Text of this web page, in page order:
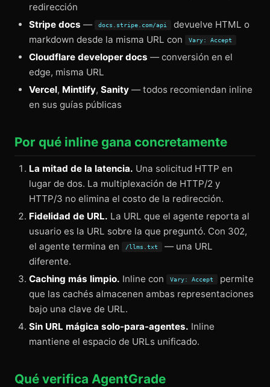
redirección
Stripe docs — docs.stripe.com/api
devuelve HTML o
markdown desde la misma URL con
Vary: Accept
Cloudflare developer docs — conversión en el
edge, misma URL
Vercel, Mintlify, Sanity — todos recomiendan inline
en sus guías públicas
Por qué inline gana concretamente
La mitad de la latencia. Una solicitud HTTP en
lugar de dos. La multiplexación de HTTP/2 y
HTTP/3 no elimina el costo de la redirección.
Fidelidad de URL. La URL que el agente reporta al
usuario es la URL sobre la que preguntó. Con 302,
el agente termina en
/llms.txt
— una URL
diferente.
Caching más limpio. Inline con Vary: Accept
permite
que las cachés almacenen ambas representaciones
bajo una clave de URL.
Sin URL mágica solo-para-agentes. Inline
mantiene el espacio de URLs unificado.
Qué verifica AgentGrade